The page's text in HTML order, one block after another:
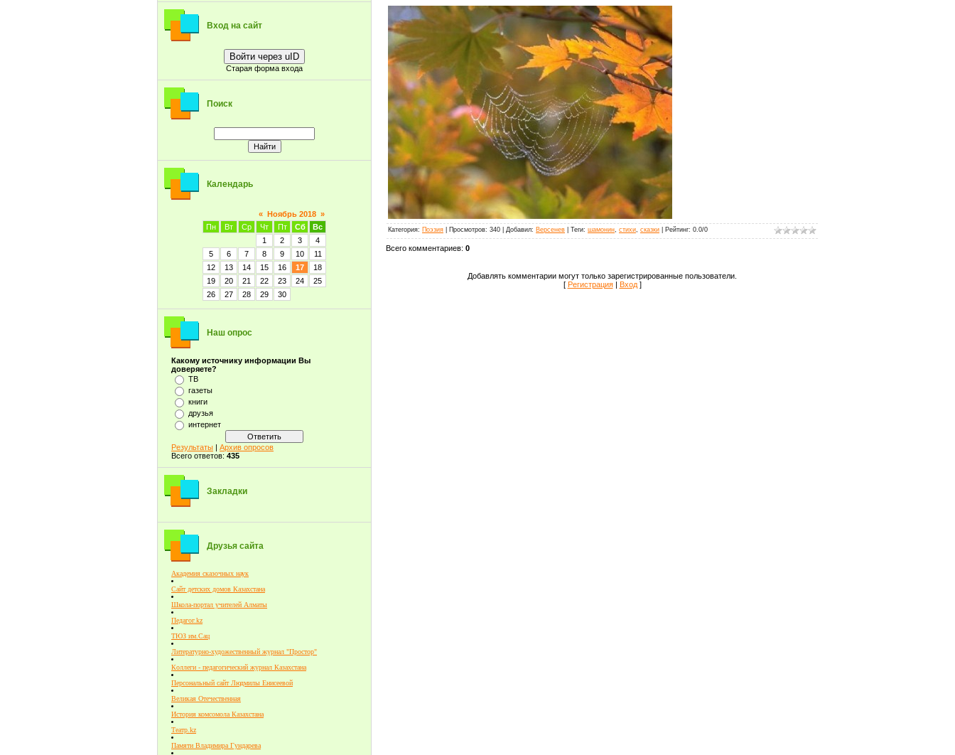
Вход на сайт
Войти через uID
Старая форма входа
Поиск
Календарь
« Ноябрь 2018 »
Пн
Вт Ср Чт Пт Сб
Вс
1
2 3
4
5
6 7 8 9 10
11
12
13 14 15 16 17
18
19
20 21 22 23 24
25
26
27 28 29 30
Наш опрос
Какому источнику информации Вы
доверяете?
ТВ
газеты
книги
друзья
интернет
Результаты | Архив опросов
Всего ответов: 435
Закладки
Друзья сайта
Академия сказочных наук
Сайт детских домов Казахстана
Школа-портал учителей Алматы
Педагог.kz
ТЮЗ им.Сац
Литературно-художественный журнал "Простор"
Коллеги - педагогический журнал Казахстана
Персональный сайт Людмилы Енисеевой
Великая Отечественная
История комсомола Казахстана
Театр.kz
Памяти Владимира Гундарева
Категория: Поэзия Просмотров: 340 Добавил: Версенев Теги: шамонин стихи сказки Рейтинг: 0.0/0
Всего комментариев: 0
Добавлять комментарии могут только зарегистрированные пользователи.
[ Регистрация| Вход]